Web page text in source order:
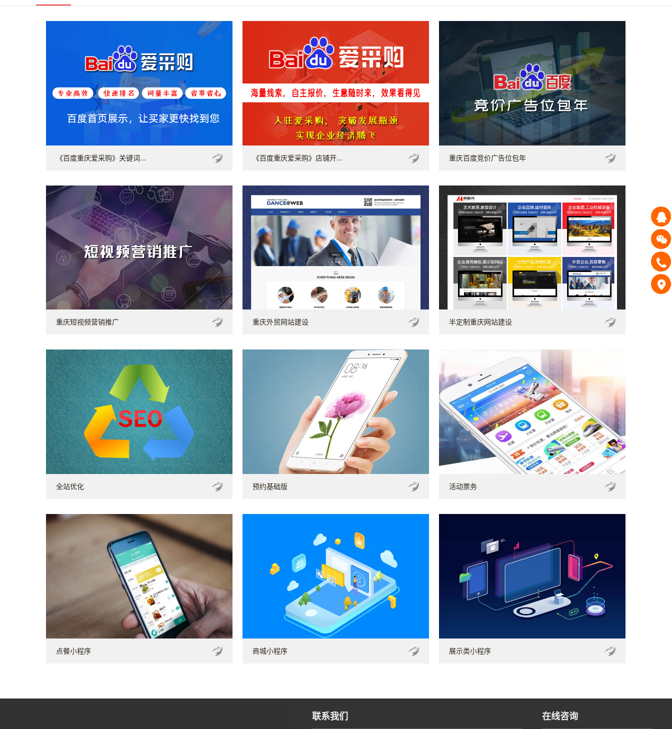
《百度重庆爱采购》关键词... 《百度重庆爱采购》店铺开... 重庆百度竞价广告位包年
重庆短视频营销推广 重庆外贸网站建设 半定制重庆网站建设
全站优化 预约基础版 活动票务
点餐小程序 商城小程序 展示类小程序
联系我们 在线咨询